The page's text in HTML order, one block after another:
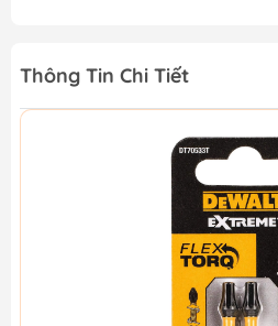
Thông Tin Chi Tiết